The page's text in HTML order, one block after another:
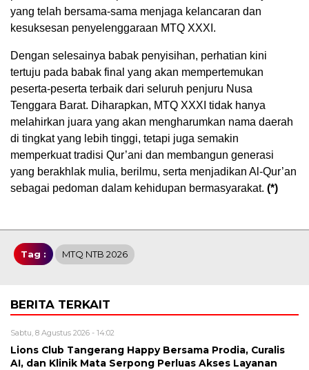
yang telah bersama-sama menjaga kelancaran dan
kesuksesan penyelenggaraan MTQ XXXI.
Dengan selesainya babak penyisihan, perhatian kini
tertuju pada babak final yang akan mempertemukan
peserta-peserta terbaik dari seluruh penjuru Nusa
Tenggara Barat. Diharapkan, MTQ XXXI tidak hanya
melahirkan juara yang akan mengharumkan nama daerah
di tingkat yang lebih tinggi, tetapi juga semakin
memperkuat tradisi Qur’ani dan membangun generasi
yang berakhlak mulia, berilmu, serta menjadikan Al-Qur’an
sebagai pedoman dalam kehidupan bermasyarakat. (*)
Tag : MTQ NTB 2026
BERITA TERKAIT
Sabtu, 8 Agustus 2026 - 14:02
Lions Club Tangerang Happy Bersama Prodia, Curalis
AI, dan Klinik Mata Serpong Perluas Akses Layanan